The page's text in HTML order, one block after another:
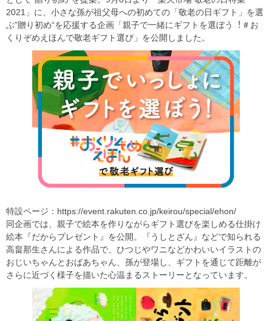
2021」に、小さな孫が祖父母への初めての「敬老の日ギフト」を選
ぶ”贈り初め“を応援する企画「親子で一緒にギフトを選ぼう︕＃お
くりぞめえほんで敬老ギフト選び」を公開しました。
特設ページ：https://event.rakuten.co.jp/keirou/special/ehon/
同企画では、親子で絵本を作りながらギフト選びを楽しめる仕掛け
絵本『だからプレゼント』を公開。『うしとざん』などで知られる
高畠那生さんによる作品で、ひつじやワニなどかわいいイラストの
おじいちゃんとおばあちゃん、孫が登場し、ギフトを通じて距離が
さらに近づく様子を描いた心温まるストーリーとなっています。